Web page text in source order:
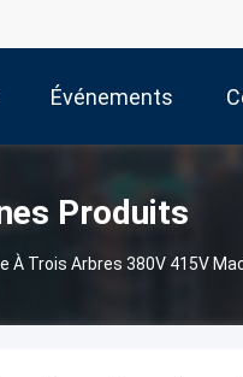
Événements
Produits
À Trois Arbres 380V 415V